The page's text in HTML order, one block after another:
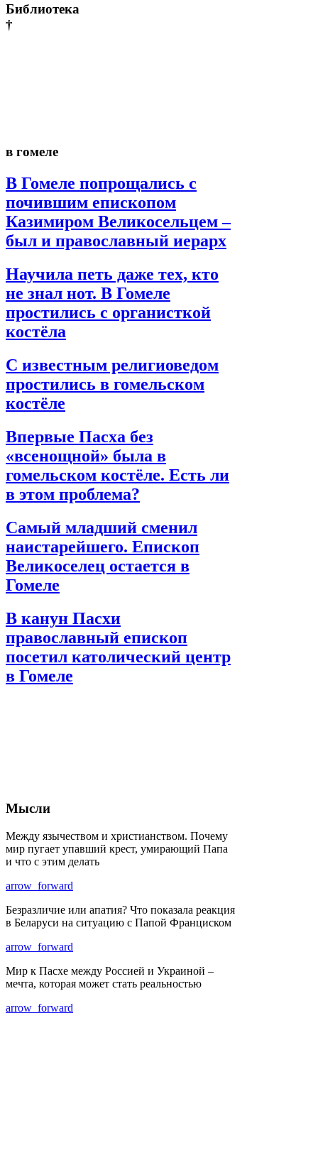
Библиотека
†
в гомеле
В Гомеле попрощались с
почившим епископом
Казимиром Великосельцем –
был и православный иерарх
Научила петь даже тех, кто
не знал нот. В Гомеле
простились с органисткой
костёла
С известным религиоведом
простились в гомельском
костёле
Впервые Пасха без
«всенощной» была в
гомельском костёле. Есть ли
в этом проблема?
Самый младший сменил
наистарейшего. Епископ
Великоселец остается в
Гомеле
В канун Пасхи
православный епископ
посетил католический центр
в Гомеле
Мысли
Между язычеством и христианством. Почему
мир пугает упавший крест, умирающий Папа
и что с этим делать
arrow_forward
Безразличие или апатия? Что показала реакция
в Беларуси на ситуацию с Папой Франциском
arrow_forward
Мир к Пасхе между Россией и Украиной –
мечта, которая может стать реальностью
arrow_forward